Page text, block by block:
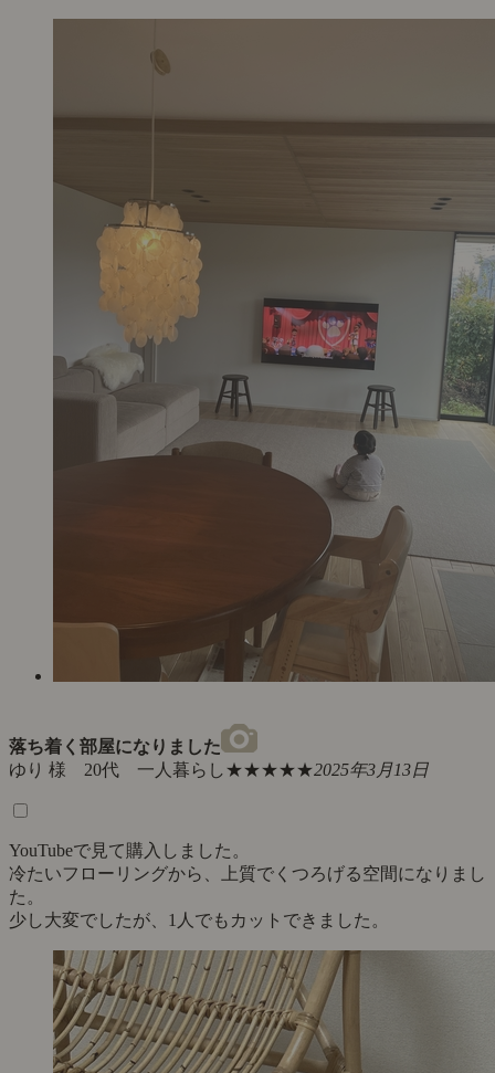
落ち着く部屋になりました
ゆり 様 20代 一人暮らし★★★★★2025年3月13日
YouTubeで見て購入しました。
冷たいフローリングから、上質でくつろげる空間になりまし
た。
少し大変でしたが、1人でもカットできました。